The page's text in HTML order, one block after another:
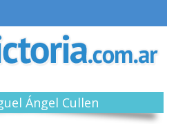
Ángel Cullen